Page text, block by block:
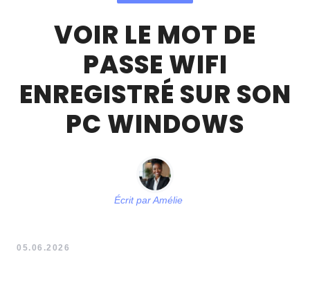
VOIR LE MOT DE
PASSE WIFI
ENREGISTRÉ SUR SON
PC WINDOWS
Écrit parAmélie
05.06.2026